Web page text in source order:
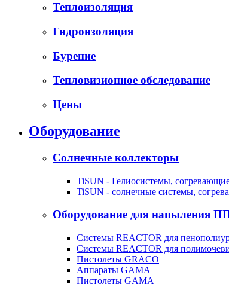
Теплоизоляция
Гидроизоляция
Бурение
Тепловизионное обследование
Цены
Оборудование
Солнечные коллекторы
TiSUN - Гелиосистемы,
TiSUN - солнечные системы,
Оборудование для напыления
Системы REACTOR для
Системы REACTOR для
Пистолеты GRACO
Аппараты GAMA
Пистолеты GAMA